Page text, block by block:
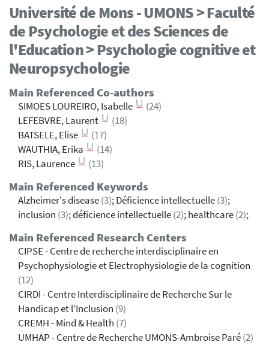
Université de Mons - UMONS > Faculté
de Psychologie et des Sciences de
l'Education > Psychologie cognitive et
Neuropsychologie
Main Referenced Co-authors
SIMOES LOUREIRO, Isabelle
(24)
LEFEBVRE, Laurent
(18)
BATSELE, Elise
(17)
WAUTHIA, Erika
(14)
RIS, Laurence
(13)
Main Referenced Keywords
Alzheimer's disease(3); Déficience intellectuelle(3);
inclusion (3); déficience intellectuelle(2); healthcare(2);
Main Referenced Research Centers
CIPSE - Centre de recherche interdisciplinaire en
Psychophysiologie et Electrophysiologie de la cognition
(12)
CIRDI - Centre Interdisciplinaire de Recherche Sur le
Handicap et l’Inclusion (9)
CREMH - Mind & Health (7)
UMHAP - Centre de Recherche UMONS-Ambroise Paré(2)